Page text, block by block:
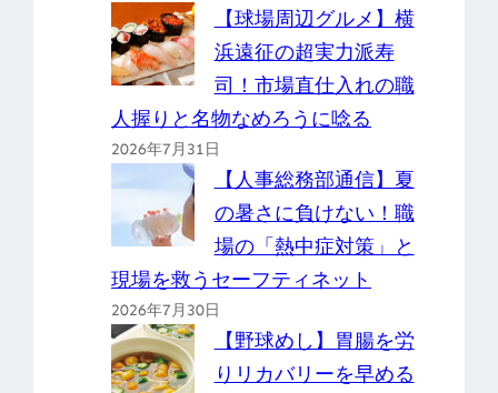
【球場周辺グルメ】横
浜遠征の超実力派寿
司！市場直仕入れの職
人握りと名物なめろうに唸る
2026年7月31日
【人事総務部通信】夏
の暑さに負けない！職
場の「熱中症対策」と
現場を救うセーフティネット
2026年7月30日
【野球めし】胃腸を労
りリカバリーを早める